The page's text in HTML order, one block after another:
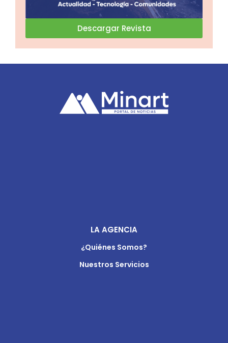
Descargar Revista
LA AGENCIA
¿Quiénes Somos?
Nuestros Servicios